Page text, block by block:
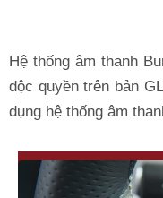
Hệ thống âm thanh
độc quyền trên bản
dụng hệ thống âm